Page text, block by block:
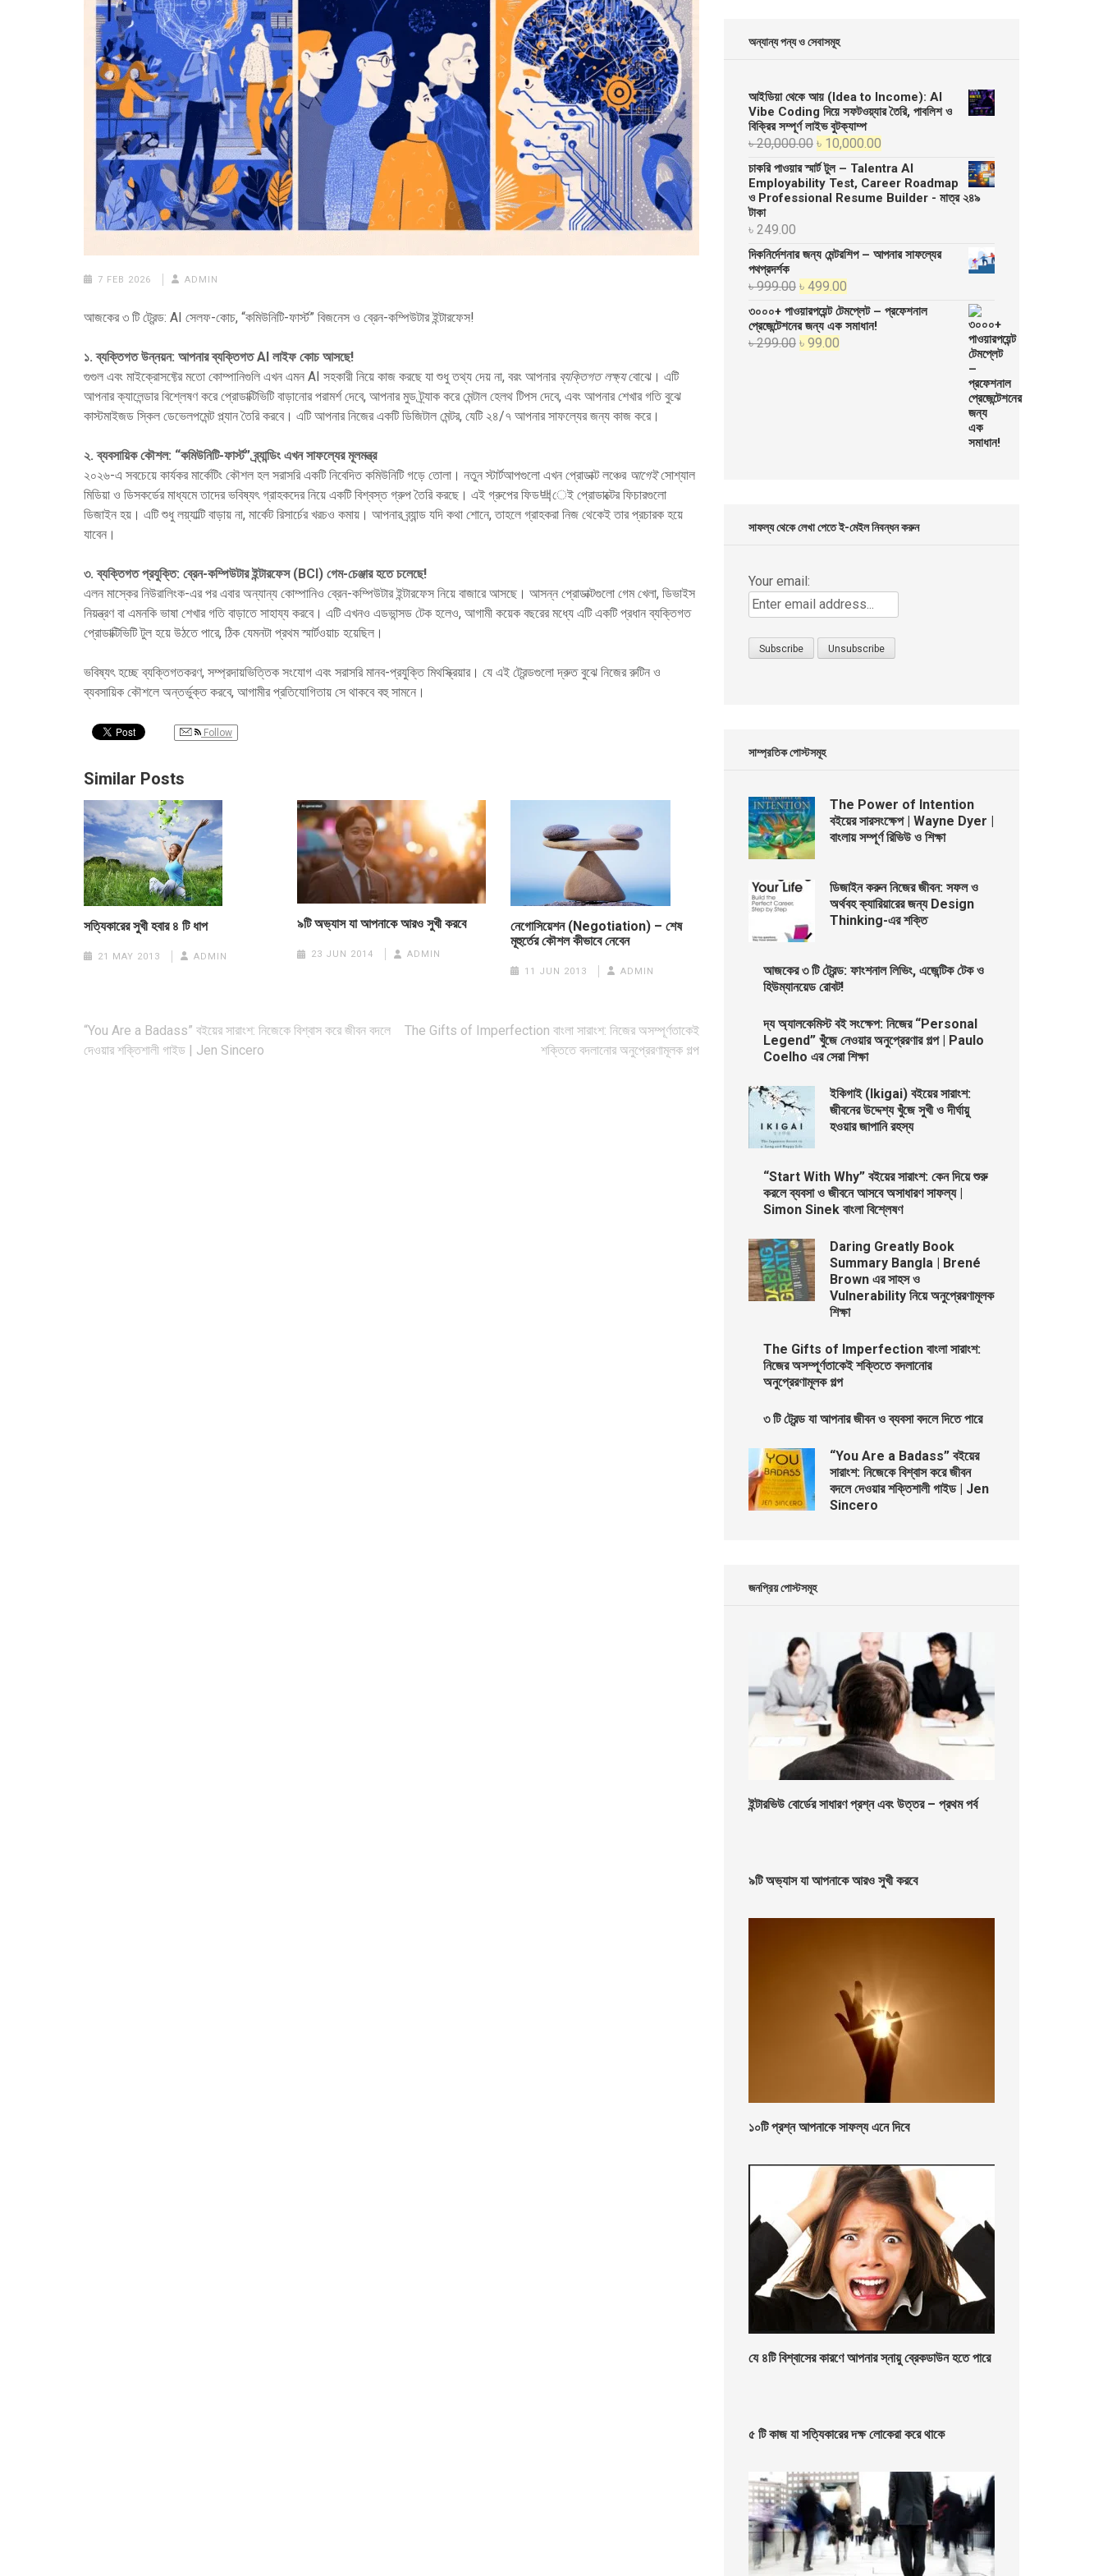
7 FEB 2026 ADMIN
আজকের ৩ টি ট্রেন্ড: AI সেলফ-কোচ, “কমিউনিটি-ফার্স্ট” বিজনেস ও ব্রেন-কম্পিউটার ইন্টারফেস!
১. ব্যক্তিগত উন্নয়ন: আপনার ব্যক্তিগত AI লাইফ কোচ আসছে!
গুগুল এবং মাইক্রোসফ্টের মতো কোম্পানিগুলি এখন এমন AI সহকারী নিয়ে কাজ করছে যা শুধু তথ্য দেয় না, বরং আপনার ব্যক্তিগত লক্ষ্যবোঝে। এটি
আপনার ক্যালেন্ডার বিশ্লেষণ করে প্রোডাক্টিভিটি বাড়ানোর পরামর্শ দেবে, আপনার মুড ট্র্যাক করে মেন্টাল হেলথ টিপস দেবে, এবং আপনার শেখার গতি বুঝে
কাস্টমাইজড স্কিল ডেভেলপমেন্ট প্ল্যান তৈরি করবে। এটি আপনার নিজের একটি ডিজিটাল মেন্টর, যেটি ২৪/৭ আপনার সাফল্যের জন্য কাজ করে।
২. ব্যবসায়িক কৌশল: “কমিউনিটি-ফার্স্ট” ব্র্যান্ডিং এখন সাফল্যের মূলমন্ত্র
২০২৬-এ সবচেয়ে কার্যকর মার্কেটিং কৌশল হল সরাসরি একটি নিবেদিত কমিউনিটি গড়ে তোলা। নতুন স্টার্টআপগুলো এখন প্রোডাক্ট লঞ্চের আগেইসোশ্যাল
মিডিয়া ও ডিসকর্ডের মাধ্যমে তাদের ভবিষ্যৎ গ্রাহকদের নিয়ে একটি বিশ্বস্ত গ্রুপ তৈরি করছে। এই গ্রুপের ফিড백েই প্রোডাক্টের ফিচারগুলো
ডিজাইন হয়। এটি শুধু লয়্যাল্টি বাড়ায় না, মার্কেট রিসার্চের খরচও কমায়। আপনার ব্র্যান্ড যদি কথা শোনে, তাহলে গ্রাহকরা নিজ থেকেই তার প্রচারক হয়ে
যাবেন।
৩. ব্যক্তিগত প্রযুক্তি: ব্রেন-কম্পিউটার ইন্টারফেস (BCI) গেম-চেঞ্জার হতে চলেছে!
এলন মাস্কের নিউরালিংক-এর পর এবার অন্যান্য কোম্পানিও ব্রেন-কম্পিউটার ইন্টারফেস নিয়ে বাজারে আসছে। আসন্ন প্রোডাক্টগুলো গেম খেলা, ডিভাইস
নিয়ন্ত্রণ বা এমনকি ভাষা শেখার গতি বাড়াতে সাহায্য করবে। এটি এখনও এডভান্সড টেক হলেও, আগামী কয়েক বছরের মধ্যে এটি একটি প্রধান ব্যক্তিগত
প্রোডাক্টিভিটি টুল হয়ে উঠতে পারে, ঠিক যেমনটা প্রথম স্মার্টওয়াচ হয়েছিল।
ভবিষ্যৎ হচ্ছে ব্যক্তিগতকরণ, সম্প্রদায়ভিত্তিক সংযোগ এবং সরাসরি মানব-প্রযুক্তি মিথস্ক্রিয়ার। যে এই ট্রেন্ডগুলো দ্রুত বুঝে নিজের রুটিন ও
ব্যবসায়িক কৌশলে অন্তর্ভুক্ত করবে, আগামীর প্রতিযোগিতায় সে থাকবে বহু সামনে।
Follow
Similar Posts
সত্যিকারের সুখী হবার ৪ টি ধাপ
21 MAY 2013 ADMIN
৯টি অভ্যাস যা আপনাকে আরও সুখী করবে
23 JUN 2014 ADMIN
নেগোসিয়েশন (Negotiation) – শেষ
মূহুর্তের কৌশল কীভাবে নেবেন
11 JUN 2013 ADMIN
Post
navigation
“You Are a Badass” বইয়ের সারাংশ: নিজেকে বিশ্বাস করে জীবন বদলে
দেওয়ার শক্তিশালী গাইড | Jen Sincero
The Gifts of Imperfection বাংলা সারাংশ: নিজের অসম্পূর্ণতাকেই
শক্তিতে বদলানোর অনুপ্রেরণামূলক গল্প
অন্যান্য পন্য ও সেবাসমূহ
আইডিয়া থেকে আয় (Idea to Income): AI
Vibe Coding দিয়ে সফটওয়্যার তৈরি, পাবলিশ ও
বিক্রির সম্পূর্ণ লাইভ বুটক্যাম্প
৳20,000.00 Original
price
was:
৳ 20,000.00.
৳ 10,000.00
price
is:
৳ 10,000.00.
চাকরি পাওয়ার স্মার্ট টুল – Talentra AI
Employability Test, Career Roadmap
ও Professional Resume Builder - মাত্র ২৪৯
টাকা
৳249.00
দিকনির্দেশনার জন্য মেন্টরশিপ – আপনার সাফল্যের
পথপ্রদর্শক
৳999.00 Original
price
was:
৳ 999.00.
৳499.00
price
is:
৩০০০+ পাওয়ারপয়েন্ট টেমপ্লেট – প্রফেশনাল
প্রেজেন্টেশনের জন্য এক সমাধান!
৳299.00 Original
৳99.00
সাফল্য থেকে লেখা পেতে ই-মেইল নিবন্ধন করুন
Your email:
সাম্প্রতিক পোস্টসমূহ
The Power of Intention
বইয়ের সারসংক্ষেপ | Wayne Dyer |
বাংলায় সম্পূর্ণ রিভিউ ও শিক্ষা
ডিজাইন করুন নিজের জীবন: সফল ও
অর্থবহ ক্যারিয়ারের জন্য Design
Thinking-এর শক্তি
আজকের ৩ টি ট্রেন্ড: ফাংশনাল লিভিং, এজেন্টিক টেক ও
হিউম্যানয়েড রোবট!
দ্য অ্যালকেমিস্ট বই সংক্ষেপ: নিজের “Personal
Legend” খুঁজে নেওয়ার অনুপ্রেরণার গল্প | Paulo
Coelho এর সেরা শিক্ষা
ইকিগাই (Ikigai) বইয়ের সারাংশ:
জীবনের উদ্দেশ্য খুঁজে সুখী ও দীর্ঘায়ু
হওয়ার জাপানি রহস্য
“Start With Why” বইয়ের সারাংশ: কেন দিয়ে শুরু
করলে ব্যবসা ও জীবনে আসবে অসাধারণ সাফল্য |
Simon Sinek বাংলা বিশ্লেষণ
Daring Greatly Book
Summary Bangla | Brené
Brown এর সাহস ও
Vulnerability নিয়ে অনুপ্রেরণামূলক
শিক্ষা
The Gifts of Imperfection বাংলা সারাংশ:
নিজের অসম্পূর্ণতাকেই শক্তিতে বদলানোর
অনুপ্রেরণামূলক গল্প
৩ টি ট্রেন্ড যা আপনার জীবন ও ব্যবসা বদলে দিতে পারে
“You Are a Badass” বইয়ের
সারাংশ: নিজেকে বিশ্বাস করে জীবন
বদলে দেওয়ার শক্তিশালী গাইড | Jen
Sincero
জনপ্রিয় পোস্টসমূহ
ইন্টারভিউ বোর্ডের সাধারণ প্রশ্ন এবং উত্তর – প্রথম পর্ব
৯টি অভ্যাস যা আপনাকে আরও সুখী করবে
১০টি প্রশ্ন আপনাকে সাফল্য এনে দিবে
যে ৪টি বিশ্বাসের কারণে আপনার স্নায়ু ব্রেকডাউন হতে পারে
৫ টি কাজ যা সত্যিকারের দক্ষ লোকেরা করে থাকে